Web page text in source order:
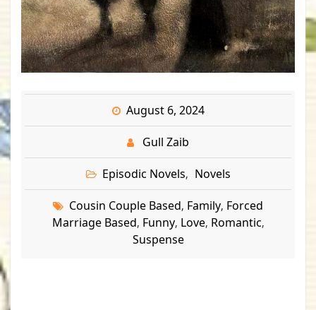
August 6, 2024
Gull Zaib
Episodic Novels, Novels
Cousin Couple Based, Family, Forced
Marriage Based, Funny, Love, Romantic,
Suspense